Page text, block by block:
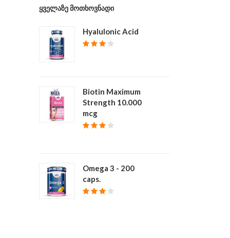
ᲧᲕᲔᲚᲐᲖᲔ ᲛᲝᲗᲮᲝᲕᲜᲐᲓᲘ
Hyalulonic Acid
Biotin Maximum
Strength 10.000
mcg
Omega 3 - 200
caps.